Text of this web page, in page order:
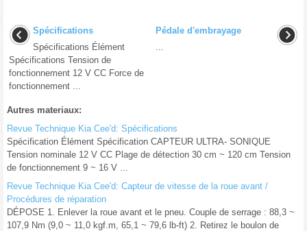
Spécifications
Spécifications Élément
Spécifications Tension de
fonctionnement 12 V CC Force de
fonctionnement ...
Pédale d'embrayage
...
Autres materiaux:
Revue Technique Kia Cee'd: Spécifications
Spécification Élément Spécification CAPTEUR ULTRA- SONIQUE
Tension nominale 12 V CC Plage de détection 30 cm ~ 120 cm Tension
de fonctionnement 9 ~ 16 V ...
Revue Technique Kia Cee'd: Capteur de vitesse de la roue avant /
Procédures de réparation
DÉPOSE 1. Enlever la roue avant et le pneu. Couple de serrage : 88,3 ~
107,9 Nm (9,0 ~ 11,0 kgf.m, 65,1 ~ 79,6 lb-ft) 2. Retirez le boulon de